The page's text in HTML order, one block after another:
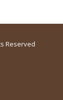
Reserved